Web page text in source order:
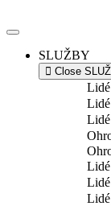
k
SLUŽBY
Close
Lidé
Lidé